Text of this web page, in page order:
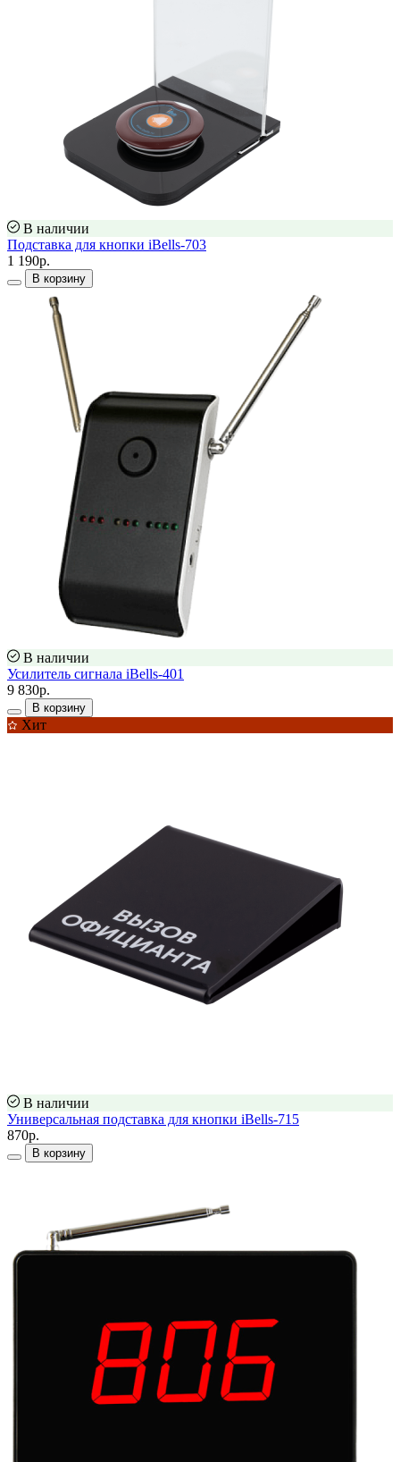
В наличии
Подставка для кнопки iBells-703
1 190р.
В корзину
В наличии
Усилитель сигнала iBells-401
9 830р.
В корзину
Хит
В наличии
Универсальная подставка для кнопки iBells-715
870р.
В корзину